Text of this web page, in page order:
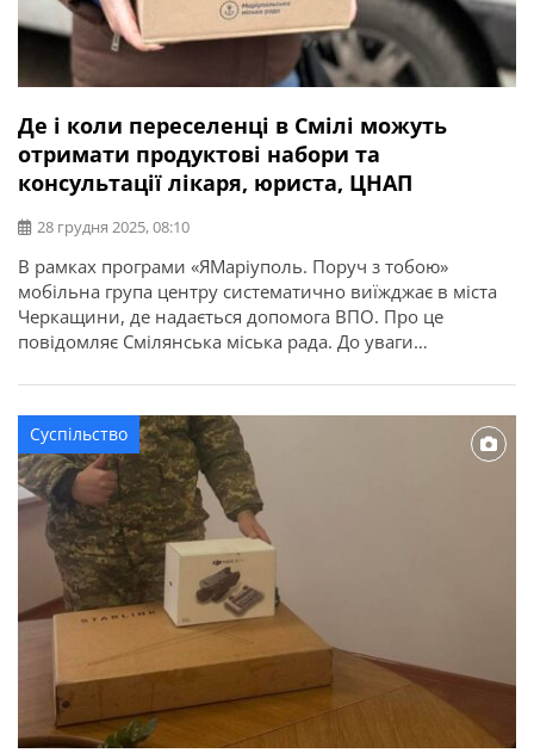
Де і коли переселенці в Смілі можуть
отримати продуктові набори та
консультації лікаря, юриста, ЦНАП
28 грудня 2025, 08:10
В рамках програми «ЯМаріуполь. Поруч з тобою»
мобільна група центру систематично виїжджає в міста
Черкащини, де надається допомога ВПО. Про це
повідомляє Смілянська міська рада. До уваги
грудня з 09.00 до 11:00 в місті Сміла, в приміщенні
Смілянської міської ради (вул. Незалежності, 37),
працюватиме мобільна група в рамках […]
Суспільство